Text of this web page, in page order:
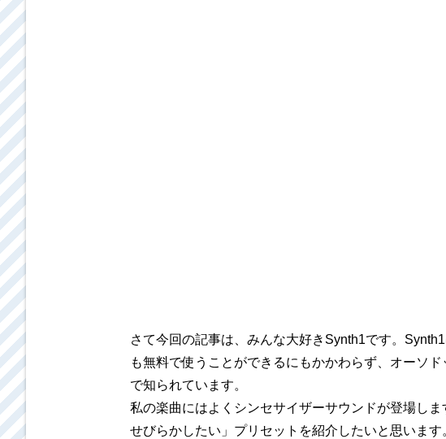
さて今回の記事は、みんな大好きSynth1です。
も無料で使うことができるにもかかわらず、オーソ
で知られています。
私の楽曲にはよくシンセサイザーサウンドが登場し
せびらかしたい」プリセットを紹介したいと思います